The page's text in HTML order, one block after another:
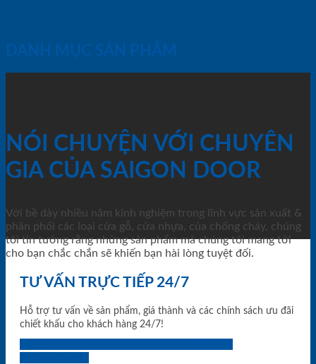
DANH MỤC SẢN PHẨM
NÓI CHUYỆN VỚI CHUYÊN
GIA CỦA SAIGON DOOR
Với bề dày nhiều năm kinh nghiệm trong lĩnh vực sản xuất &
phân phối các loại cửa gỗ, cửa nhựa, của chống cháy, chúng
tôi tin tưởng rằng những sản phẩm mà chúng tôi mang tới
cho bạn chắc chắn sẽ khiến bạn hài lòng tuyệt đối.
TƯ VẤN TRỰC TIẾP 24/7
Hỗ trợ tư vấn về sản phẩm, giá thành và các chính sách ưu đãi
chiết khấu cho khách hàng 24/7!